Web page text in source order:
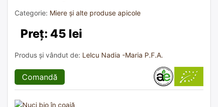
Categorie: Miere și alte produse apicole
Preț: 45 lei
Produs și vândut de: Lelcu Nadia -Maria P.F.A.
Comandă